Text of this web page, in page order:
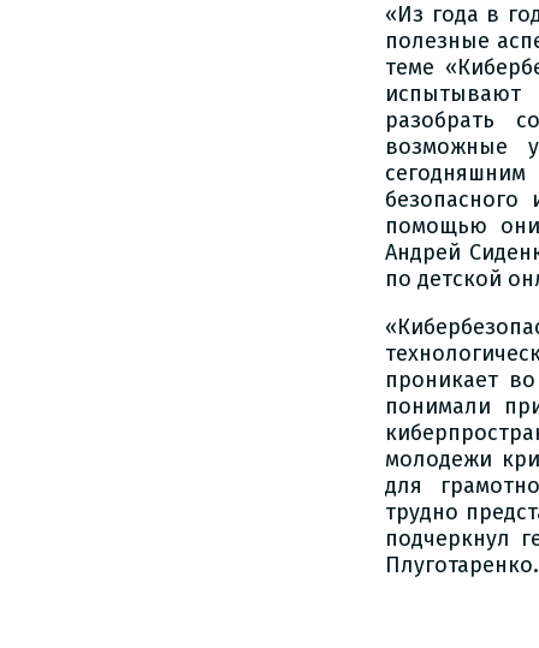
«Из года в
полезные
теме
разобрать
возможные
помощью они
Андрей
по детской
проникает
понимали
молодежи
для
трудно
подчеркнул
Плуготаренко.